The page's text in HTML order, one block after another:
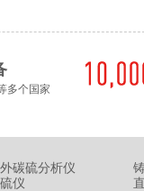
多个国家
碳硫分析仪
仪